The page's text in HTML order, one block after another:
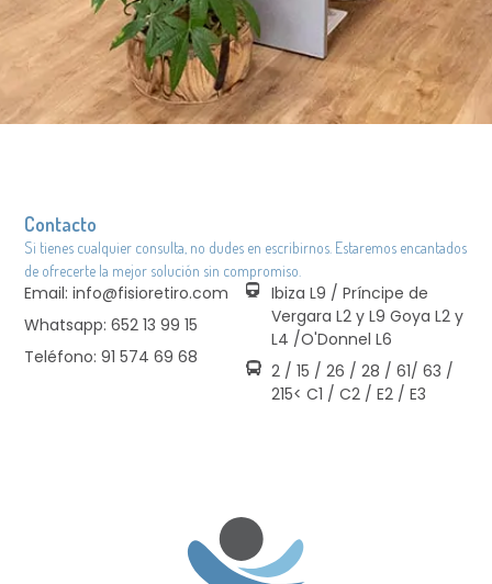
Contacto
Si tienes cualquier consulta, no dudes en escribirnos. Estaremos encantados
de ofrecerte la mejor solución sin compromiso.
Email: info@fisioretiro.com
Whatsapp: 652 13 99 15
Teléfono: 91 574 69 68
Ibiza L9 / Príncipe de
Vergara L2 y L9 Goya L2 y
L4 /O'Donnel L6
2 / 15 / 26 / 28 / 61/ 63 /
215< C1 / C2 / E2 / E3